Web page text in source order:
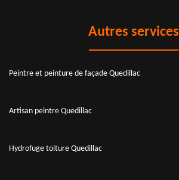
Autres services
Peintre et peinture de façade Quedillac
Artisan peintre Quedillac
Hydrofuge toiture Quedillac